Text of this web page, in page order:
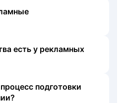
есть у рекламных
подготовки